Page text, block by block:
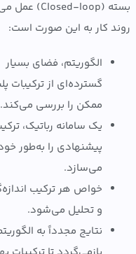
بسته (Closed-loop) عمل می‌کند.
کار به این صورت است:
الگوریتم، فضای بسیار
گسترده‌ای از ترکیبات پلیمری
ممکن را بررسی می‌کند.
یک سامانه رباتیک، ترکیبات
پیشنهادی را به‌طور خودکار
می‌سازد.
خواص هر ترکیب اندازه‌گیری
و تحلیل می‌شود.
نتایج مجدداً به الگوریتم